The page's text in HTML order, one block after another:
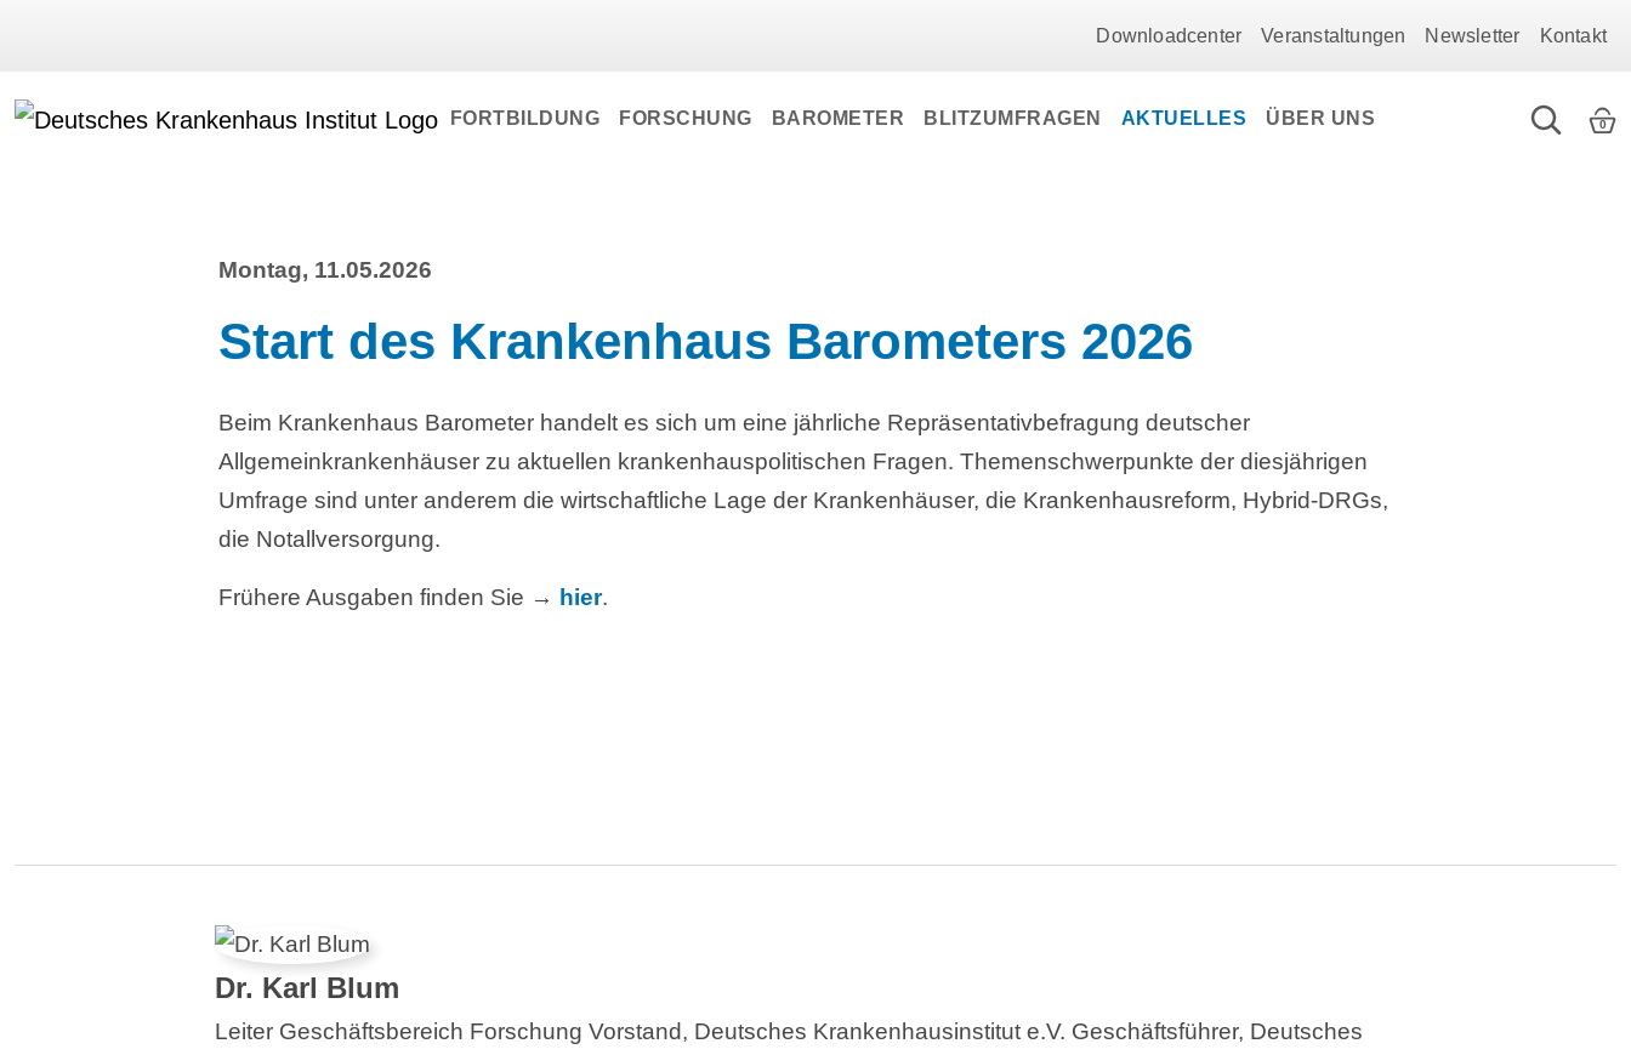
Downloadcenter Veranstaltungen Newsletter Kontakt
FORTBILDUNG FORSCHUNG BAROMETER BLITZUMFRAGEN AKTUELLES ÜBER UNS 0
Montag, 11.05.2026
Start des Krankenhaus Barometers 2026
Beim Krankenhaus Barometer handelt es sich um eine jährliche Repräsentativbefragung deutscher
Allgemeinkrankenhäuser zu aktuellen krankenhauspolitischen Fragen. Themenschwerpunkte der diesjährigen
Umfrage sind unter anderem die wirtschaftliche Lage der Krankenhäuser, die Krankenhausreform, Hybrid-DRGs,
die Notallversorgung.
Frühere Ausgaben finden Sie → hier.
Dr. Karl Blum
Leiter Geschäftsbereich Forschung Vorstand, Deutsches Krankenhausinstitut e.V. Geschäftsführer, Deutsches